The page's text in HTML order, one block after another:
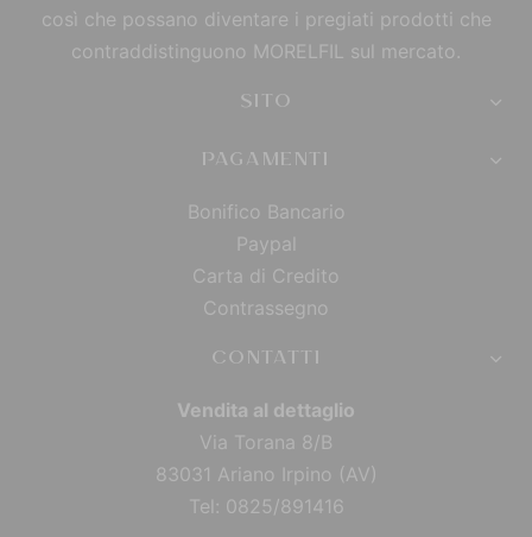
così che possano diventare i pregiati prodotti che
contraddistinguono MORELFIL sul mercato.
SITO
PAGAMENTI
Bonifico Bancario
Paypal
Carta di Credito
Contrassegno
CONTATTI
Vendita al dettaglio
Via Torana 8/B
83031 Ariano Irpino (AV)
Tel: 0825/891416